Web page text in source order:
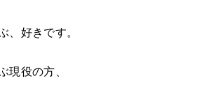
、好きです。
現役の方、